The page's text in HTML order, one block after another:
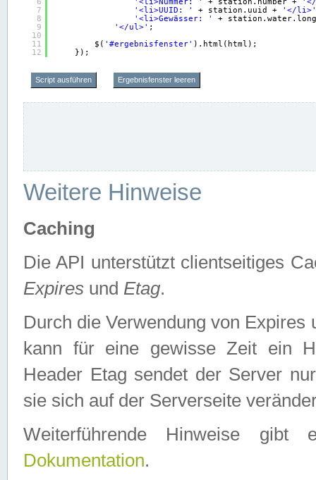
7
8
9
10
11
12
'<li>UUID: '
+ station.uuid +
'</li>'
'<li>Gewässer: '
+
'</ul>' ;
$( '#ergebnisfenster' ).html(html);
});
Script ausführen Ergebnisfenster leeren
Weitere Hinweise
Caching
Die API unterstützt clientseitiges
Expires und Etag.
Durch die Verwendung von
kann für eine gewisse Zeit ein
Header Etag sendet der Server
sie sich auf der Serverseite
Weiterführende Hinweise
Dokumentation.